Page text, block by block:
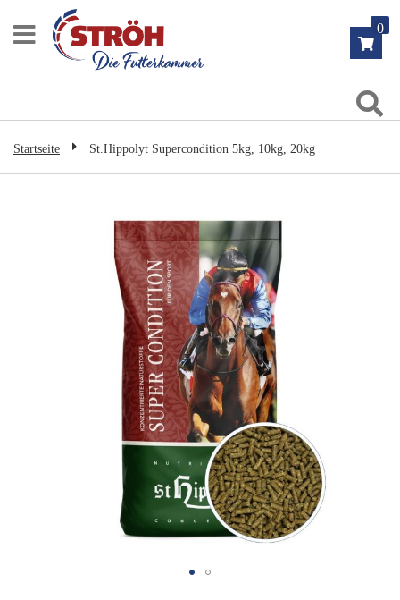
Inhalt
0
Startseite St.Hippolyt Supercondition 5kg, 10kg, 20kg